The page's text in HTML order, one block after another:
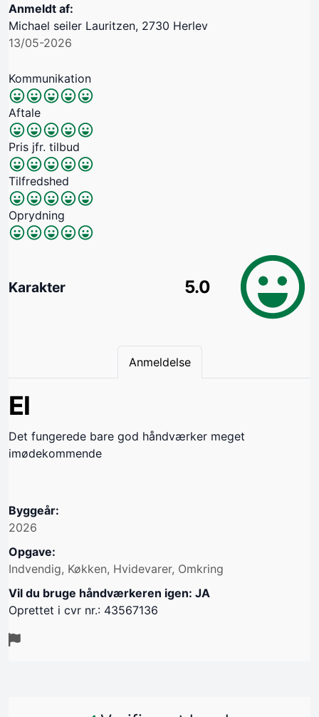
Anmeldt af:
Michael seiler Lauritzen, 2730 Herlev
13/05-2026
Kommunikation
Aftale
Pris jfr. tilbud
Tilfredshed
Oprydning
Karakter 5.0
Anmeldelse
El
Det fungerede bare god håndværker meget
imødekommende
Byggeår:
2026
Opgave:
Indvendig, Køkken, Hvidevarer, Omkring
Vil du bruge håndværkeren igen: JA
Oprettet i cvr nr.: 43567136